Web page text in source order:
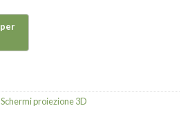
Schermi proiezione 3D